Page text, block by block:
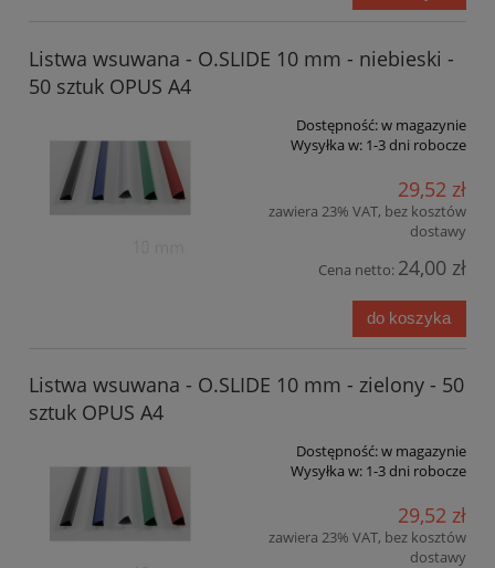
Listwa wsuwana - O.SLIDE 10 mm - niebieski -
50 sztuk OPUS A4
Dostępność:w magazynie
Wysyłka w: 1-3 dni robocze
29,52 zł
zawiera 23% VAT, bez kosztów
dostawy
Cena netto: 24,00 zł
do koszyka
Listwa wsuwana - O.SLIDE 10 mm - zielony - 50
sztuk OPUS A4
Dostępność:w magazynie
Wysyłka w: 1-3 dni robocze
29,52 zł
zawiera 23% VAT, bez kosztów
dostawy